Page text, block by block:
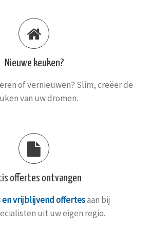
Nieuwe keuken?
of vernieuwen? Slim, creëer de
van uw dromen.
offertes ontvangen
en vrijblijvend offertesaan bij
uit uw eigen regio.